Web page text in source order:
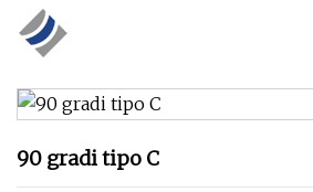
90 gradi tipo C